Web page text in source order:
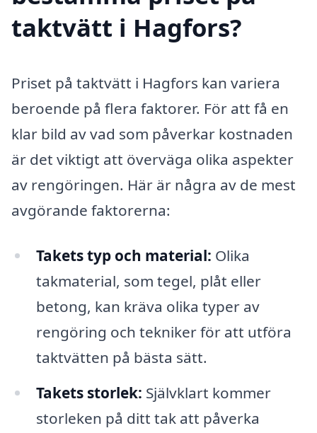
taktvätt i Hagfors?
Priset på taktvätt i Hagfors kan variera
beroende på flera faktorer. För att få en
klar bild av vad som påverkar kostnaden
är det viktigt att överväga olika aspekter
av rengöringen. Här är några av de mest
avgörande faktorerna:
Takets typ och material: Olika
takmaterial, som tegel, plåt eller
betong, kan kräva olika typer av
rengöring och tekniker för att utföra
taktvätten på bästa sätt.
Takets storlek: Självklart kommer
storleken på ditt tak att påverka